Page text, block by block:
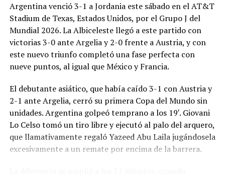
Argentina venció 3-1 a Jordania este sábado en el AT&T
Stadium de Texas, Estados Unidos, por el Grupo J del
Mundial 2026. La Albiceleste llegó a este partido con
victorias 3-0 ante Argelia y 2-0 frente a Austria, y con
este nuevo triunfo completó una fase perfecta con
nueve puntos, al igual que México y Francia.
El debutante asiático, que había caído 3-1 con Austria y
2-1 ante Argelia, cerró su primera Copa del Mundo sin
unidades. Argentina golpeó temprano a los 19′. Giovani
Lo Celso tomó un tiro libre y ejecutó al palo del arquero,
que llamativamente regaló Yazeed Abu Laila jugándosela
excesivamente a un remate por encima de la barrera.